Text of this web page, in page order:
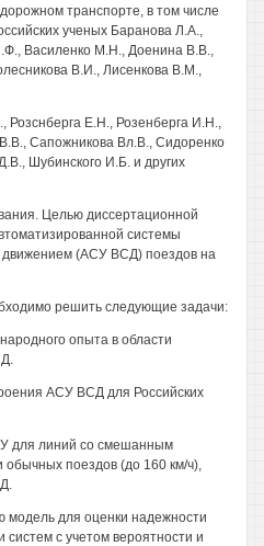
транспорте, в том числе
ученых Баранова Л.А.,
Василенко М.Н., Доенина В.В.,
В.И., Лисенкова В.М.,
Розснберга E.H., Розенберга И.Н.,
Сапожникова Вл.В., Сидоренко
Шубинского И.Б. и других
Целью диссертационной
системы
движением (АСУ ВСД) поездов на
решить следующие задачи:
опыта в области
АСУ ВСД для Российских
для линий со смешанным
обычных поездов (до 160 км/ч),
модель для оценки надежности
систем с учетом вероятности и